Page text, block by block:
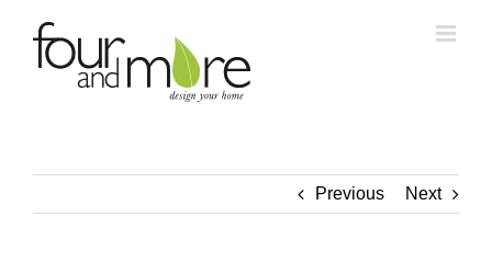
content
Previous Next